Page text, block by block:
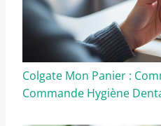
Colgate Mon Panier :
Commande Hygiène